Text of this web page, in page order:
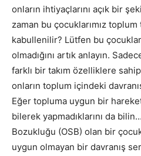
onların ihtiyaçlarını açık bir
zaman bu çocuklarımız toplum
kabullenilir? Lütfen bu
olmadığını artık anlayın.
farklı bir takım özelliklere
onların toplum içindeki
Eğer topluma uygun bir
bilerek yapmadıklarını da
Bozukluğu (OSB) olan bir
uygun olmayan bir davranış